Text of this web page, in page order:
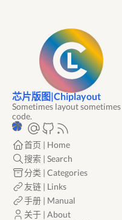
芯片版图|Chiplayout
Sometimes layout sometimes
code.
首页 | Home
搜索 | Search
分类 | Categories
友链 | Links
手册 | Manual
关于 | About